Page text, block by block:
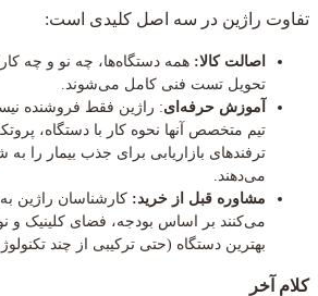
تفاوت راژین در سه اصل کلیدی است:
اصالت کالا: همه دستگاه‌ها، چه نو و چه
تحویل تست فنی کامل می‌شوند.
آموزش حرفه‌ای: راژین فقط فروشنده
تیم متخصص آنها نحوه کار با دستگاه،
ترفندهای بازاریابی برای جذب بیمار را
می‌دهند.
مشاوره قبل از خرید: کارشناسان راژین
می‌کنند بر اساس بودجه، فضای کلینیک و
بهترین دستگاه (حتی ترکیبی از چند
کلام آخر